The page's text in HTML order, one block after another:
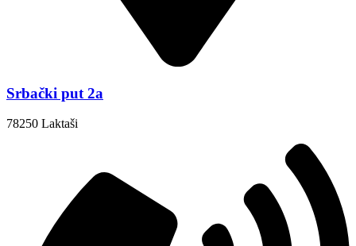
Srbački put 2a
78250 Laktaši